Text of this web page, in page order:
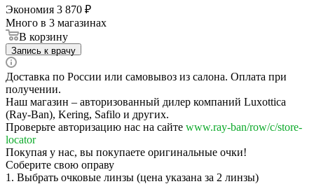
Экономия 3 870 ₽
Много в 3 магазинах
В корзину
Запись к врачу
Доставка по России или самовывоз из салона. Оплата при
получении.
Наш магазин – авторизованный дилер компаний Luxottica
(Ray-Ban), Kering, Safilo и других.
Проверьте авторизацию нас на сайте www.ray-ban/row/c/store-
locator
Покупая у нас, вы покупаете оригинальные очки!
Соберите свою оправу
1. Выбрать очковые линзы (цена указана за 2 линзы)